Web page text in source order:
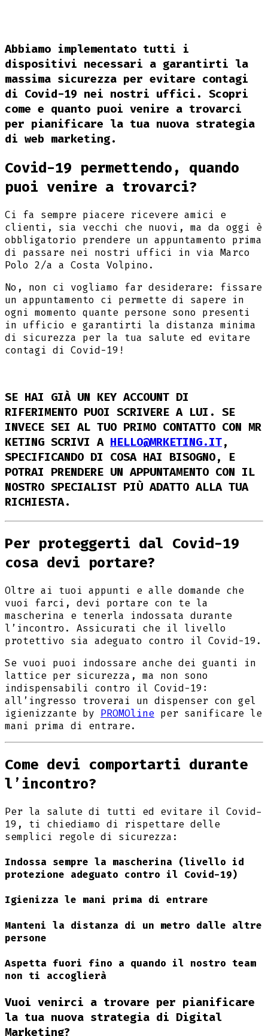
Abbiamo implementato tutti i
dispositivi necessari a garantirti la
massima sicurezza per evitare contagi
di Covid-19 nei nostri uffici. Scopri
come e quanto puoi venire a trovarci
per pianificare la tua nuova strategia
di web marketing.
Covid-19 permettendo, quando
puoi venire a trovarci?
Ci fa sempre piacere ricevere amici e
clienti, sia vecchi che nuovi, ma da oggi è
obbligatorio prendere un appuntamento prima
di passare nei nostri uffici in via Marco
Polo 2/a a Costa Volpino.
No, non ci vogliamo far desiderare: fissare
un appuntamento ci permette di sapere in
ogni momento quante persone sono presenti
in ufficio e garantirti la distanza minima
di sicurezza per la tua salute ed evitare
contagi di Covid-19!
SE HAI GIÀ UN KEY ACCOUNT DI
RIFERIMENTO PUOI SCRIVERE A LUI. SE
INVECE SEI AL TUO PRIMO CONTATTO CON MR
KETING SCRIVI A HELLO@MRKETING.IT,
SPECIFICANDO DI COSA HAI BISOGNO, E
POTRAI PRENDERE UN APPUNTAMENTO CON IL
NOSTRO SPECIALIST PIÙ ADATTO ALLA TUA
RICHIESTA.
Per proteggerti dal Covid-19
cosa devi portare?
Oltre ai tuoi appunti e alle domande che
vuoi farci, devi portare con te la
mascherina e tenerla indossata durante
l’incontro. Assicurati che il livello
protettivo sia adeguato contro il Covid-19.
Se vuoi puoi indossare anche dei guanti in
lattice per sicurezza, ma non sono
indispensabili contro il Covid-19:
all’ingresso troverai un dispenser con gel
igienizzante by PROMOline per sanificare le
mani prima di entrare.
Come devi comportarti durante
l’incontro?
Per la salute di tutti ed evitare il Covid-
19, ti chiediamo di rispettare delle
semplici regole di sicurezza:
Indossa sempre la mascherina (livello id
protezione adeguato contro il Covid-19)
Igienizza le mani prima di entrare
Manteni la distanza di un metro dalle altre
persone
Aspetta fuori fino a quando il nostro team
non ti accoglierà
Vuoi venirci a trovare per pianificare
la tua nuova strategia di Digital
Marketing?